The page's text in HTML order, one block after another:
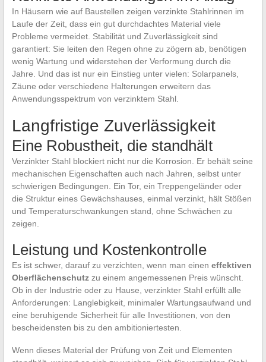
In Häusern wie auf Baustellen zeigen verzinkte Stahlrinnen im
Laufe der Zeit, dass ein gut durchdachtes Material viele
Probleme vermeidet. Stabilität und Zuverlässigkeit sind
garantiert: Sie leiten den Regen ohne zu zögern ab, benötigen
wenig Wartung und widerstehen der Verformung durch die
Jahre. Und das ist nur ein Einstieg unter vielen: Solarpanels,
Zäune oder verschiedene Halterungen erweitern das
Anwendungsspektrum von verzinktem Stahl.
Langfristige Zuverlässigkeit
Eine Robustheit, die standhält
Verzinkter Stahl blockiert nicht nur die Korrosion. Er behält seine
mechanischen Eigenschaften auch nach Jahren, selbst unter
schwierigen Bedingungen. Ein Tor, ein Treppengeländer oder
die Struktur eines Gewächshauses, einmal verzinkt, hält Stößen
und Temperaturschwankungen stand, ohne Schwächen zu
zeigen.
Leistung und Kostenkontrolle
Es ist schwer, darauf zu verzichten, wenn man einen effektiven
Oberflächenschutzzu einem angemessenen Preis wünscht.
Ob in der Industrie oder zu Hause, verzinkter Stahl erfüllt alle
Anforderungen: Langlebigkeit, minimaler Wartungsaufwand und
eine beruhigende Sicherheit für alle Investitionen, von den
bescheidensten bis zu den ambitioniertesten.
Wenn dieses Material der Prüfung von Zeit und Elementen